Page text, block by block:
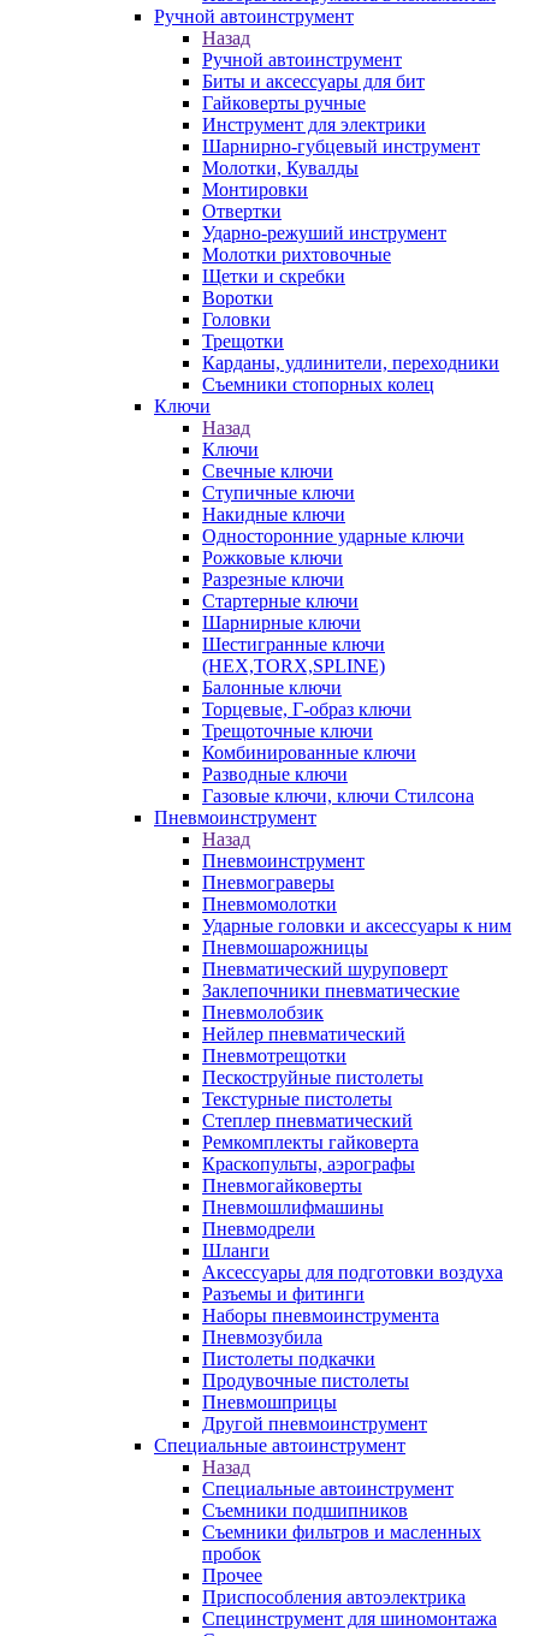
Ручной автоинструмент
Назад
Ручной автоинструмент
Биты и аксессуары для бит
Гайковерты ручные
Инструмент для электрики
Шарнирно-губцевый инструмент
Молотки, Кувалды
Монтировки
Отвертки
Ударно-режуший инструмент
Молотки рихтовочные
Щетки и скребки
Воротки
Головки
Трещотки
Карданы, удлинители, переходники
Съемники стопорных колец
Ключи
Назад
Ключи
Свечные ключи
Ступичные ключи
Накидные ключи
Односторонние ударные ключи
Рожковые ключи
Разрезные ключи
Стартерные ключи
Шарнирные ключи
Шестигранные ключи
(HEX,TORX,SPLINE)
Балонные ключи
Торцевые, Г-образ ключи
Трещоточные ключи
Комбинированные ключи
Разводные ключи
Газовые ключи, ключи Стилсона
Пневмоинструмент
Назад
Пневмоинструмент
Пневмограверы
Пневмомолотки
Ударные головки и аксессуары к ним
Пневмошарожницы
Пневматический шуруповерт
Заклепочники пневматические
Пневмолобзик
Нейлер пневматический
Пневмотрещотки
Пескоструйные пистолеты
Текстурные пистолеты
Степлер пневматический
Ремкомплекты гайковерта
Краскопульты, аэрографы
Пневмогайковерты
Пневмошлифмашины
Пневмодрели
Шланги
Аксессуары для подготовки воздуха
Разъемы и фитинги
Наборы пневмоинструмента
Пневмозубила
Пистолеты подкачки
Продувочные пистолеты
Пневмошприцы
Другой пневмоинструмент
Специальные автоинструмент
Назад
Специальные автоинструмент
Съемники подшипников
Съемники фильтров и масленных
пробок
Прочее
Приспособления автоэлектрика
Специнструмент для шиномонтажа